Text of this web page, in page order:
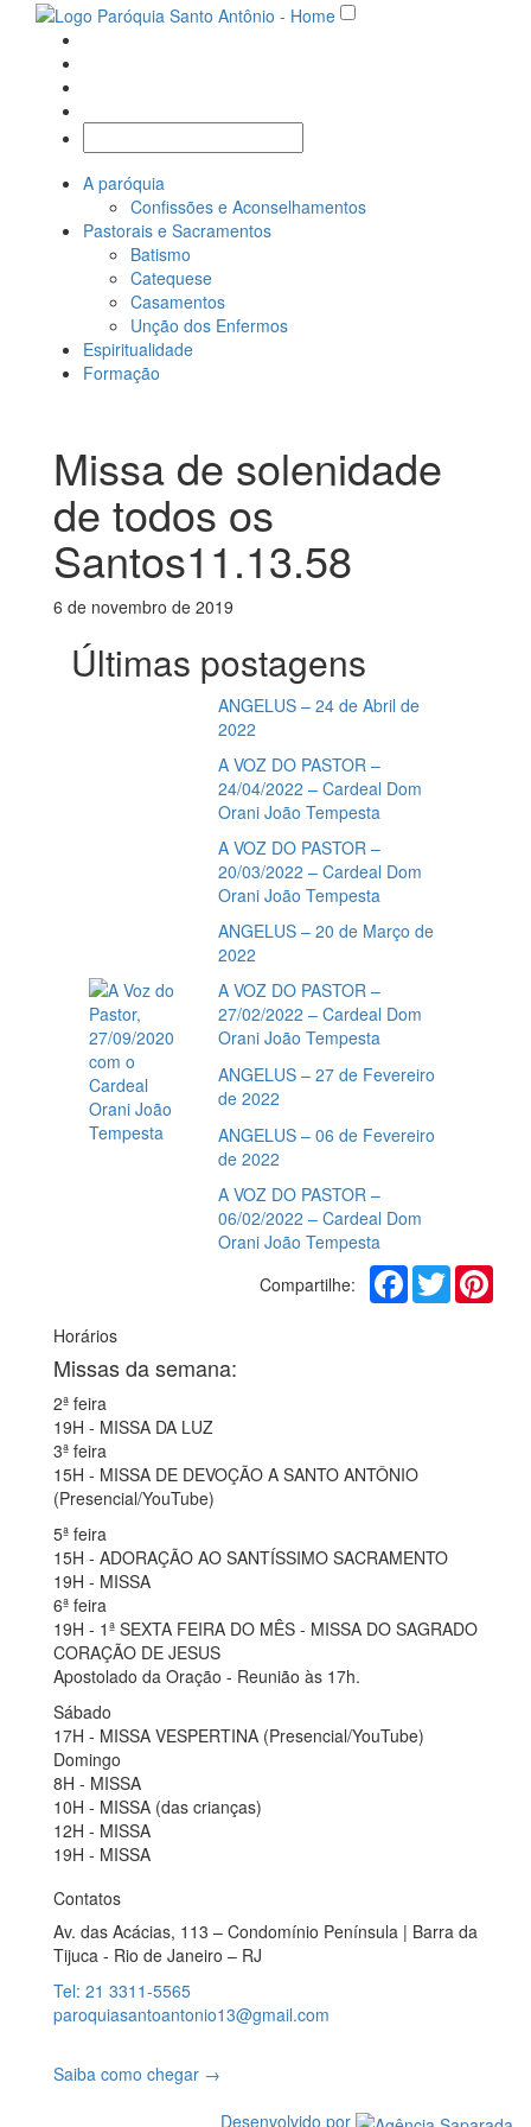
A paróquia
Confissões e Aconselhamentos
Pastorais e Sacramentos
Batismo
Catequese
Casamentos
Unção dos Enfermos
Espiritualidade
Formação
Missa de solenidade
de todos os
Santos11.13.58
6 de novembro de 2019
Últimas postagens
ANGELUS – 24 de Abril de
2022
A VOZ DO PASTOR –
24/04/2022 – Cardeal Dom
Orani João Tempesta
A VOZ DO PASTOR –
20/03/2022 – Cardeal Dom
Orani João Tempesta
ANGELUS – 20 de Março de
2022
A VOZ DO PASTOR –
27/02/2022 – Cardeal Dom
Orani João Tempesta
ANGELUS – 27 de Fevereiro
de 2022
ANGELUS – 06 de Fevereiro
de 2022
A VOZ DO PASTOR –
06/02/2022 – Cardeal Dom
Orani João Tempesta
Compartilhe:
Facebook
Twitter
Horários
Missas da semana:
2ª feira
19H - MISSA DA LUZ
3ª feira
15H - MISSA DE DEVOÇÃO A SANTO ANTÔNIO
(Presencial/YouTube)
5ª feira
15H - ADORAÇÃO AO SANTÍSSIMO SACRAMENTO
19H - MISSA
6ª feira
19H - 1ª SEXTA FEIRA DO MÊS - MISSA DO SAGRADO
CORAÇÃO DE JESUS
Apostolado da Oração - Reunião às 17h.
Sábado
17H - MISSA VESPERTINA (Presencial/YouTube)
Domingo
8H - MISSA
10H - MISSA (das crianças)
12H - MISSA
19H - MISSA
Contatos
Av. das Acácias, 113 – Condomínio Península | Barra da
Tijuca - Rio de Janeiro – RJ
Tel: 21 3311-5565
paroquiasantoantonio13@gmail.com
Saiba como chegar →
Desenvolvido por